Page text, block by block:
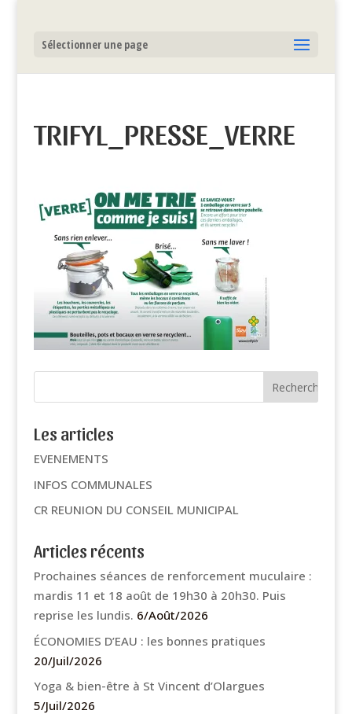
Sélectionner une page
TRIFYL_PRESSE_VERRE
Les articles
EVENEMENTS
INFOS COMMUNALES
CR REUNION DU CONSEIL MUNICIPAL
Articles récents
Prochaines séances de renforcement muculaire :
mardis 11 et 18 août de 19h30 à 20h30. Puis
reprise les lundis. 6/Août/2026
ÉCONOMIES D’EAU : les bonnes pratiques
20/Juil/2026
Yoga & bien-être à St Vincent d’Olargues
5/Juil/2026